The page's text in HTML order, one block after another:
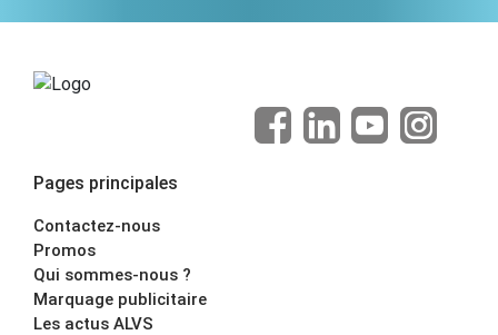
Pages principales
Contactez-nous
Promos
Qui sommes-nous ?
Marquage publicitaire
Les actus ALVS